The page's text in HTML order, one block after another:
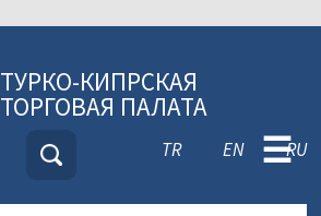
ТУРКО-КИПРСКАЯ
ТОРГОВАЯ ПАЛАТА
TR EN RU
☰